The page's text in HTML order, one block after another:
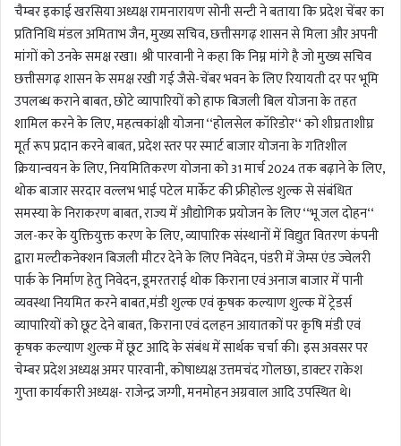
चैम्बर इकाई खरसिया अध्यक्ष रामनारायण सोनी सन्टी ने बताया कि प्रदेश चेंबर का
प्रतिनिधि मंडल अमिताभ जैन, मुख्य सचिव, छत्तीसगढ़ शासन से मिला और अपनी
मांगों को उनके समक्ष रखा। श्री पारवानी ने कहा कि निम्न मांगे है जो मुख्य सचिव
छत्तीसगढ़ शासन के समक्ष रखी गई जैसे-चेंबर भवन के लिए रियायती दर पर भूमि
उपलब्ध कराने बाबत, छोटे व्यापारियों को हाफ बिजली बिल योजना के तहत
शामिल करने के लिए, महत्वकांक्षी योजना ‘‘होलसेल कॉरिडोर‘‘ को शीघ्रताशीघ्र
मूर्त रूप प्रदान करने बाबत, प्रदेश स्तर पर स्मार्ट बाजार योजना के गतिशील
क्रियान्वयन के लिए, नियमितिकरण योजना को 31 मार्च 2024 तक बढ़ाने के लिए,
थोक बाजार सरदार वल्लभ भाई पटेल मार्केट की फ्रीहोल्ड शुल्क से संबंधित
समस्या के निराकरण बाबत, राज्य में औद्योगिक प्रयोजन के लिए ‘‘भू जल दोहन‘‘
जल-कर के युक्तियुक्त करण के लिए, व्यापारिक संस्थानों में विद्युत वितरण कंपनी
द्वारा मल्टीकनेक्शन बिजली मीटर देने के लिए निवेदन, पंडरी में जेम्स एंड ज्वेलरी
पार्क के निर्माण हेतु निवेदन, डूमरतराई थोक किराना एवं अनाज बाजार में पानी
व्यवस्था नियमित करने बाबत,मंडी शुल्क एवं कृषक कल्याण शुल्क में ट्रेडर्स
व्यापारियों को छूट देने बाबत, किराना एवं दलहन आयातकों पर कृषि मंडी एवं
कृषक कल्याण शुल्क में छूट आदि के संबंध में सार्थक चर्चा की। इस अवसर पर
चेम्बर प्रदेश अध्यक्ष अमर पारवानी, कोषाध्यक्ष उत्तमचंद गोलछा, डाक्टर राकेश
गुप्ता कार्यकारी अध्यक्ष- राजेन्द्र जग्गी, मनमोहन अग्रवाल आदि उपस्थित थे।